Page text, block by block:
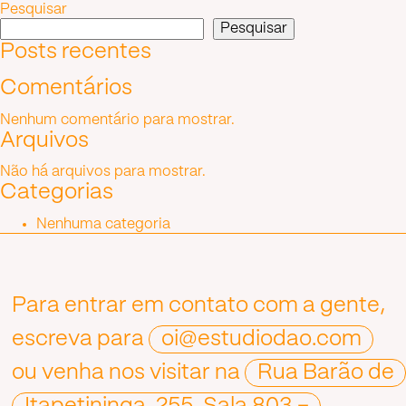
Post
Pesquisar
Pesquisar
Posts recentes
Comentários
Nenhum comentário para mostrar.
Arquivos
Não há arquivos para mostrar.
Categorias
Nenhuma categoria
Para entrar em contato com a gente,
escreva para
oi@estudiodao.com
ou venha nos visitar na
Rua Barão de